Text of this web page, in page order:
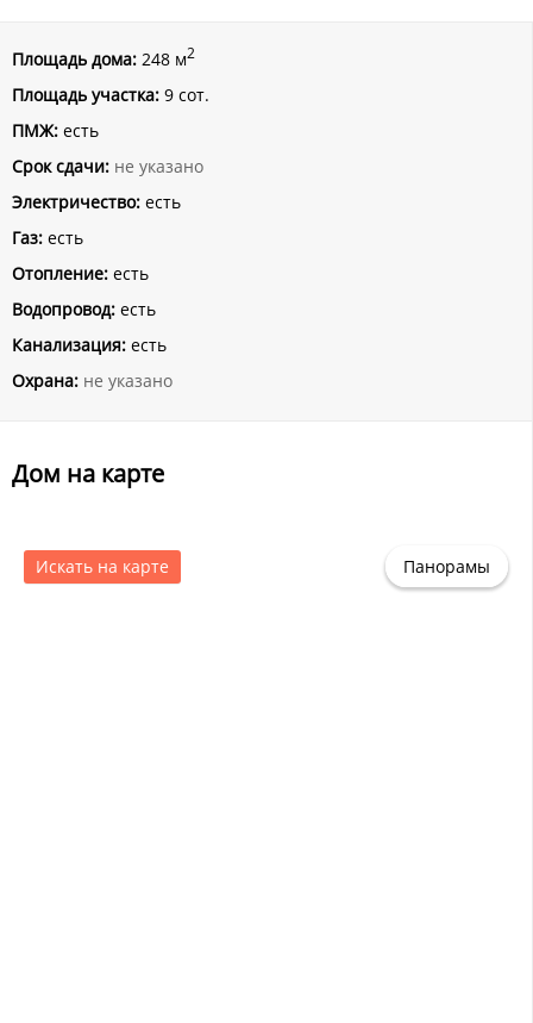
Площадь дома: 248 м2
Площадь участка: 9 сот.
ПМЖ: есть
Срок сдачи: не указано
Электричество: есть
Газ: есть
Отопление: есть
Водопровод: есть
Канализация: есть
Охрана: не указано
Дом на карте
Искать на карте Панорамы